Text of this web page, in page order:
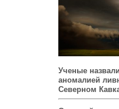
Ученые
аномалией
Северном